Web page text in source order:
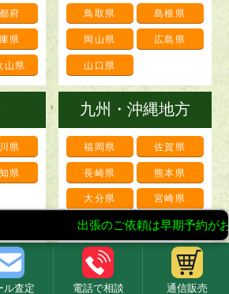
ル査定 電話で相談 通信販売
府
県
山県
鳥取県 島根県
岡山県 広島県
山口県
県
県
九州・沖縄地方
福岡県 佐賀県
長崎県 熊本県
大分県 宮崎県
鹿児島県 沖縄県
状態ですと、お引取りにて承らせて
。